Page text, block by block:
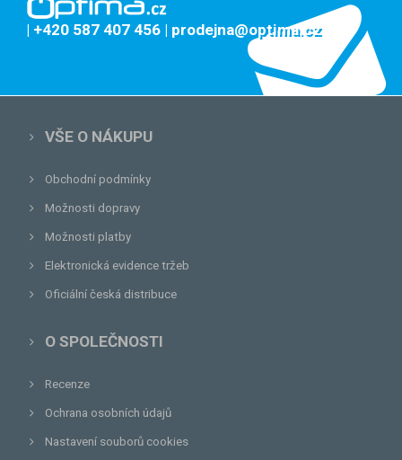
| +420 587 407 456 | prodejna@optima.cz
VŠE O NÁKUPU
Obchodní podmínky
Možnosti dopravy
Možnosti platby
Elektronická evidence tržeb
Oficiální česká distribuce
O SPOLEČNOSTI
Recenze
Ochrana osobních údajů
Nastavení souborů cookies